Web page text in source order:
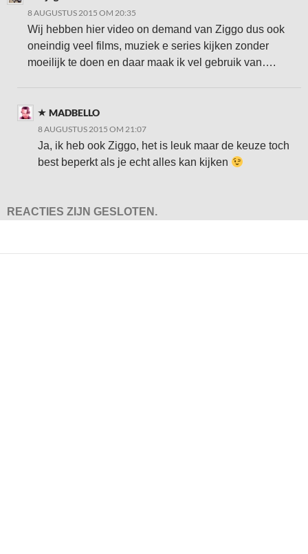
8 AUGUSTUS 2015 OM 20:35
Wij hebben hier video on demand van Ziggo dus ook
oneindig veel films, muziek e series kijken zonder
moeilijk te doen en daar maak ik vel gebruik van….
MADBELLO
8 AUGUSTUS 2015 OM 21:07
Ja, ik heb ook Ziggo, het is leuk maar de keuze toch
best beperkt als je echt alles kan kijken
REACTIES ZIJN GESLOTEN.